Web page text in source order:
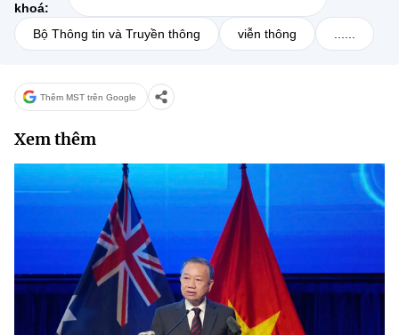
khoá:
Bộ Thông tin và Truyền thông viễn thông
Thêm MST trên Google
Xem thêm